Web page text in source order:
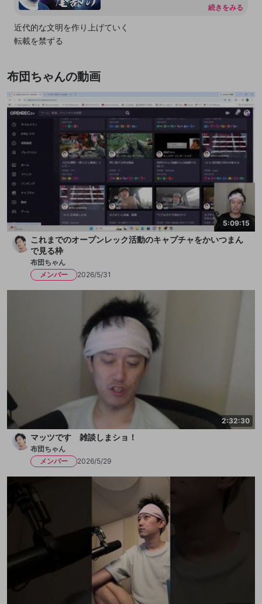
を許可しておりません。 配信内容をリーク
然るべき対応をさせて頂く場合があるので
何卒よろしくお願いします。 尚、過度な連
続きをみる
近代的な文明を作り上げていく
転載を禁ずる
布団ちゃんの動画
5:09:15
これまでのオープンレック活動のキャプチャをかいつまん
で見る枠
布団ちゃん
メンバー
2026/5/31
2:32:30
マッツです 雑談しまショ！
布団ちゃん
メンバー
2026/5/29